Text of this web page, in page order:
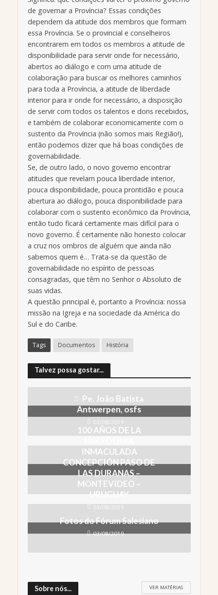
de governar a Província? Essas condições
dependem da atitude dos membros que formam
essa Província. Se o provincial e conselheiros
encontrarem em todos os membros a atitude de
disponibilidade para servir onde for necessário,
abertos ao diálogo e com uma atitude de
colaboração para buscar os melhores caminhos
para toda a Província, a atitude de liberdade
interior para ir onde for necessário, a disposição
de servir com todos os talentos e dons recebidos,
e também de colaborar economicamente com o
sustento da Província (não somos mais Região!),
então podemos dizer que há boas condições de
governabilidade.
Se, de outro lado, o novo governo encontrar
atitudes que revelam pouca liberdade interior,
pouca disponibilidade, pouca prontidão e pouca
abertura ao diálogo, pouca disponibilidade para
colaborar com o sustento econômico da Província,
então tudo ficará certamente mais difícil para o
novo governo. É certamente não honesto colocar
a cruz nos ombros de alguém que ainda não
sabemos quem é… Trata-se da questão de
governabilidade no espírito de pessoas
consagradas, que têm no Senhor o Absoluto de
suas vidas.
A questão principal é, portanto a Província: nossa
missão na Igreja e na sociedade da América do
Sul e do Caribe.
Tags Documentos História
Talvez possa gostar...
Pe. João Batista
Antwerpen, osfs
03/08/2019
100 AÑOS DE LA
INMACULADA
CONCEPCIÓN PASO DE
LAS DURANAS –
MONTEVIDEO –
URUGUAY
03/08/2019
Fotos do Fórum Salesiano
03/08/2019
Sobre nós... VER MATÉRIAS